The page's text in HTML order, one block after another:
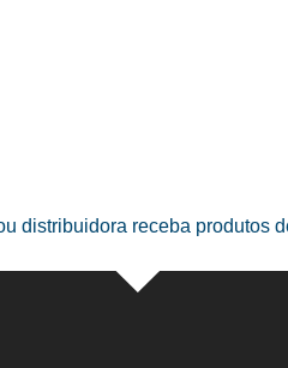
distribuidora receba produtos